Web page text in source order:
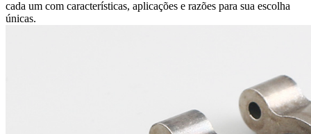
cada um com características, aplicações e razões para sua escolha
únicas.